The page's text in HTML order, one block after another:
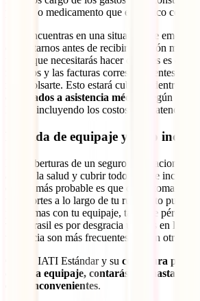
prueba o medicamento que el médico
Si te encuentras en una situación de
contactarnos antes de recibir atención
único que necesitarás hacer después es
médicos y las facturas correspondientes
reembolsarte. Esto estará cubierto dentro de
destinados a asistencia médica
según tu
Brasil, incluyendo los costos de tu atención.
Pérdida de equipaje y robo
Las coberturas de un seguro internacional
allá de la salud y cubrir todo tipo de
este lo más probable es que debas tomar
transportes a lo largo de tu ruta. Esto puede
problemas con tu equipaje, tanto de pérdida
vez, Brasil es por desgracia un país en los
violencia son más frecuentes que en otros
Con tu IATI Estándar y su cobertura para
daños a equipaje, contarás con hasta
estos inconvenientes.